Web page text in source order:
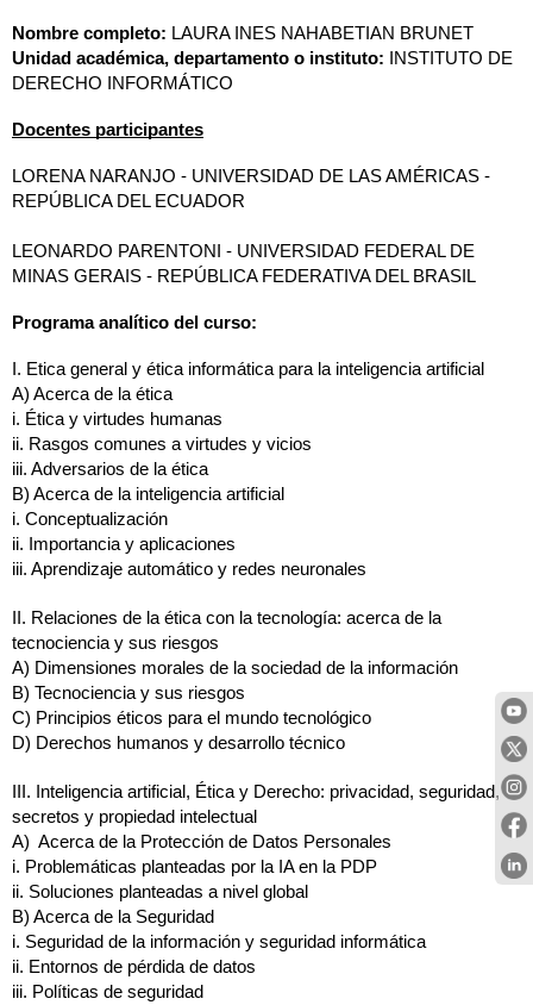
Nombre completo: LAURA INES NAHABETIAN BRUNET
Unidad académica, departamento o instituto: INSTITUTO DE
DERECHO INFORMÁTICO
Docentes participantes
LORENA NARANJO - UNIVERSIDAD DE LAS AMÉRICAS -
REPÚBLICA DEL ECUADOR
LEONARDO PARENTONI - UNIVERSIDAD FEDERAL DE
MINAS GERAIS - REPÚBLICA FEDERATIVA DEL BRASIL
Programa analítico del curso:
I. Etica general y ética informática para la inteligencia artificial
A) Acerca de la ética
i. Ética y virtudes humanas
ii. Rasgos comunes a virtudes y vicios
iii. Adversarios de la ética
B) Acerca de la inteligencia artificial
i. Conceptualización
ii.
Importancia y aplicaciones
iii. Aprendizaje automático y redes neuronales
II. Relaciones de la ética con la tecnología: acerca de la
tecnociencia y sus riesgos
A) Dimensiones morales de la sociedad de la información
B) Tecnociencia y sus riesgos
C) Principios éticos para el mundo tecnológico
D) Derechos humanos y desarrollo técnico
III.
Inteligencia artificial, Ética y Derecho: privacidad, seguridad,
secretos y propiedad intelectual
A) Acerca de la Protección de Datos Personales
i. Problemáticas planteadas por la IA en la PDP
ii. Soluciones planteadas a nivel global
B) Acerca de la Seguridad
i. Seguridad de la información y seguridad informática
ii. Entornos de pérdida de datos
iii. Políticas de seguridad